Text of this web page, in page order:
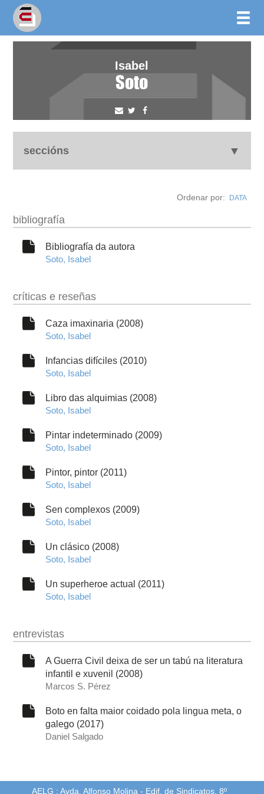
Isabel
Soto
seccións
obra
outros docs
Ordenar por: DATA
bibliografía
Bibliografía da autora
Soto, Isabel
críticas e reseñas
Caza imaxinaria (2008)
Soto, Isabel
Infancias difíciles (2010)
Soto, Isabel
Libro das alquimias (2008)
Soto, Isabel
Pintar indeterminado (2009)
Soto, Isabel
Pintor, pintor (2011)
Soto, Isabel
Sen complexos (2009)
Soto, Isabel
Un clásico (2008)
Soto, Isabel
Un superheroe actual (2011)
Soto, Isabel
entrevistas
A Guerra Civil deixa de ser un tabú na literatura
infantil e xuvenil (2008)
Marcos S. Pérez
Boto en falta maior coidado pola lingua meta, o
galego (2017)
Daniel Salgado
AELG : Avda. Alfonso Molina - Edif. de Sindicatos, 8º